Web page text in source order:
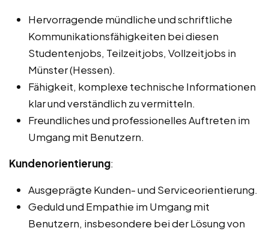
Hervorragende mündliche und schriftliche
Kommunikationsfähigkeiten bei diesen
Studentenjobs, Teilzeitjobs, Vollzeitjobs in
Münster (Hessen).
Fähigkeit, komplexe technische Informationen
klar und verständlich zu vermitteln.
Freundliches und professionelles Auftreten im
Umgang mit Benutzern.
Kundenorientierung:
Ausgeprägte Kunden- und Serviceorientierung.
Geduld und Empathie im Umgang mit
Benutzern, insbesondere bei der Lösung von